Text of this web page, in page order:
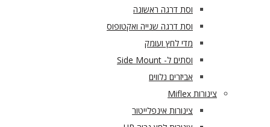
וסת דרגה ראשונה
וסת דרגה שנייה ואקטופוס
מדי לחץ ועומק
וסתים ל- Side Mount
אביזרים נלווים
צינורות Miflex
צינורות אינפלייטור